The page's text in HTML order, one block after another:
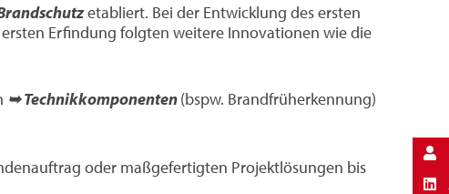
etabliert. Bei der Entwicklung des ersten
Erfindung folgten weitere Innovationen wie die
➥ Technikkomponenten(bspw. Brandfrüherkennung)
oder maßgefertigten Projektlösungen bis